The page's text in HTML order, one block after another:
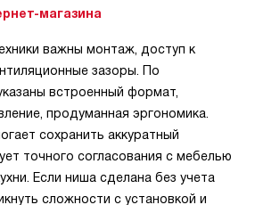
магазина
важны монтаж, доступ к
зазоры. По
встроенный формат,
продуманная эргономика.
сохранить аккуратный
точного согласования с мебелью
Если ниша сделана без учета
сложности с установкой и